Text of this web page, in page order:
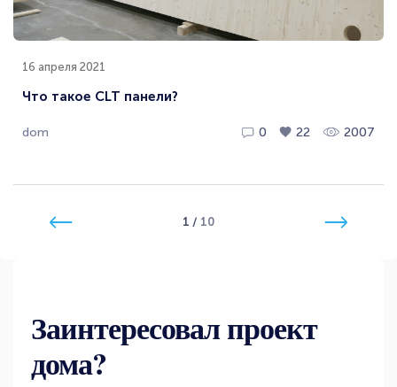
16 апреля 2021
Что такое CLT панели?
dom 0 22 2007
1 / 10
Заинтересовал проект
дома?